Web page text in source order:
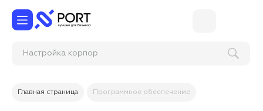
Настройка корпоративн
Главная страница Программное обеспечение